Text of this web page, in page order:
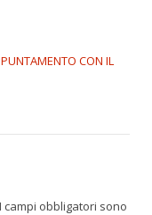
CON IL
I campi obbligatori sono